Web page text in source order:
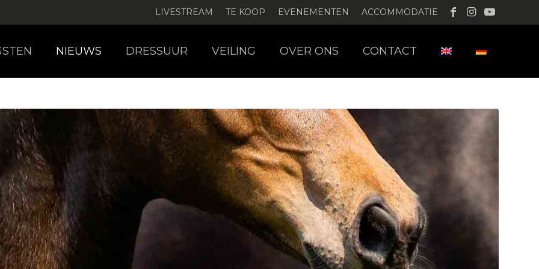
LIVESTREAM TE KOOP EVENEMENTEN ACCOMMODATIE
NIEUWS DRESSUUR VEILING OVER ONS CONTACT